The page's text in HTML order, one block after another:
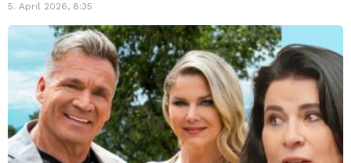
5. April 2026, 8:35